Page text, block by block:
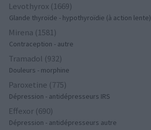
Levothyrox (1669)
Glande thyroïde - hypothyroïdie (à action lente)
Mirena (1581)
Contraception - autre
Tramadol (932)
Douleurs - morphine
Paroxetine (775)
Dépression - antidépresseurs IRS
Effexor (690)
Dépression - antidépresseurs autre